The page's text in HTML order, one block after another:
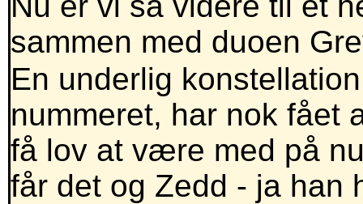
sammen med duoen
En underlig
nummeret, har nok fået
få lov at være med på
får det og Zedd - ja han